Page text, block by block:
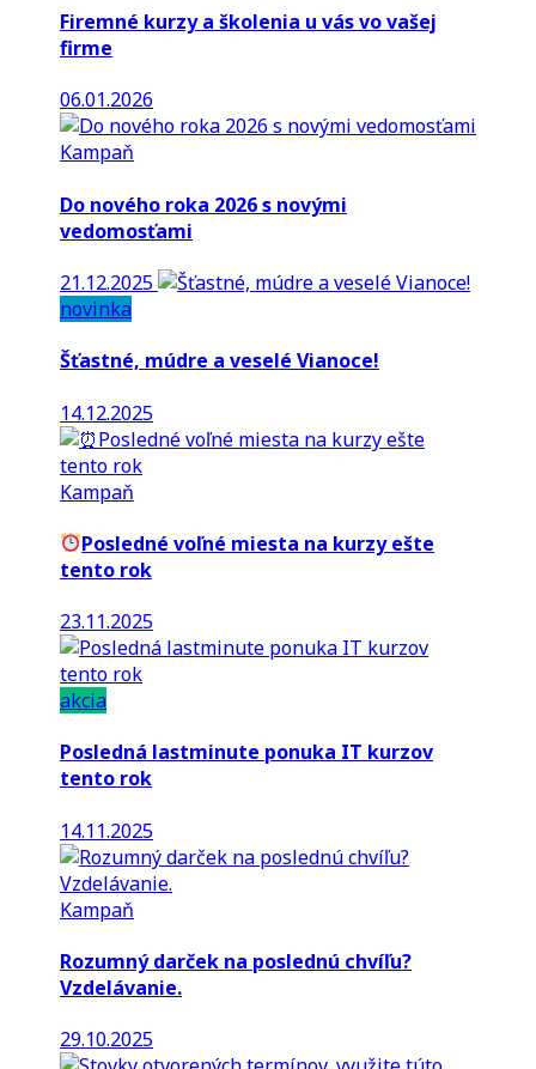
Firemné kurzy a školenia u vás vo vašej
firme
06.01.2026
Kampaň
Do nového roka 2026 s novými
vedomosťami
21.12.2025
novinka
Šťastné, múdre a veselé Vianoce!
14.12.2025
Kampaň
Posledné voľné miesta na kurzy ešte
tento rok
23.11.2025
akcia
Posledná lastminute ponuka IT kurzov
tento rok
14.11.2025
Kampaň
Rozumný darček na poslednú chvíľu?
Vzdelávanie.
29.10.2025